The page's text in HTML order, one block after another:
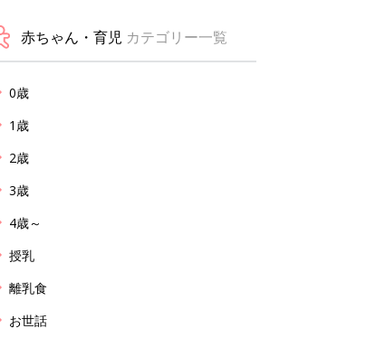
赤ちゃん・育児 カテゴリー一覧
0歳
1歳
2歳
3歳
4歳～
授乳
離乳食
お世話